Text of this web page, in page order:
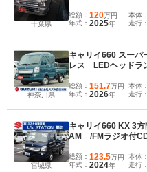
千葉県
突安全ボディ 禁煙車
総額： 120万円
年式： 2025年
本体：
走行：
神奈川県
キャリイ660 スーパ
レス LEDヘッドラ
減ブレーキ 後方誤
走行安定補助S アイ
総額： 151.7万円
年式： 2026年
本体：
走行：
宮城県
キャリイ660 KX 3
AM /FMラジオ付
総額： 123.5万円
年式： 2024年
本体：
走行：